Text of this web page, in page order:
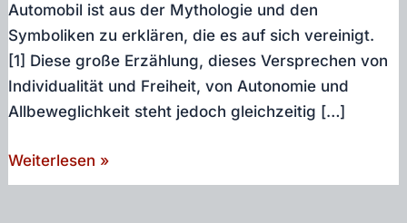
Automobil ist aus der Mythologie und den
Symboliken zu erklären, die es auf sich vereinigt.
[1] Diese große Erzählung, dieses Versprechen von
Individualität und Freiheit, von Autonomie und
Allbeweglichkeit steht jedoch gleichzeitig […]
Automobile
DNS,
Weiterlesen »